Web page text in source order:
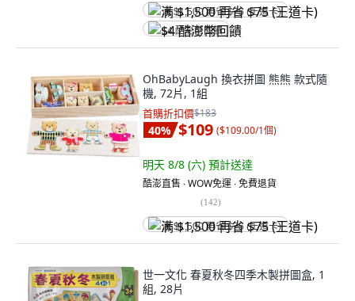
满 $1,500 再省 $75 (王道卡)
$4 酷澎幣回饋
OhBabyLaugh 換衣拼圖 熊熊 款式隨
機, 72片, 1組
首購折扣價$183
40% $109 ($109.00/1個)
明天 8/8 (六) 預計送達
酷澎直售 ∙ WOW免運 ∙ 免費退貨
(142)
满 $1,500 再省 $75 (王道卡)
世一文化 春夏秋冬四季木製拼圖盒, 1
組, 28片